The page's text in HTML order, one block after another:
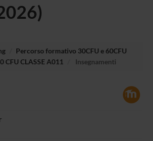
Percorso formativo 30CFU e 60CFU
CFU CLASSE A011
Insegnamenti